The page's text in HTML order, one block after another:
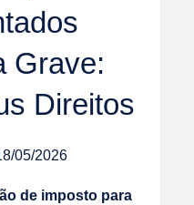
Grave:
Direitos
05/2026
de imposto para